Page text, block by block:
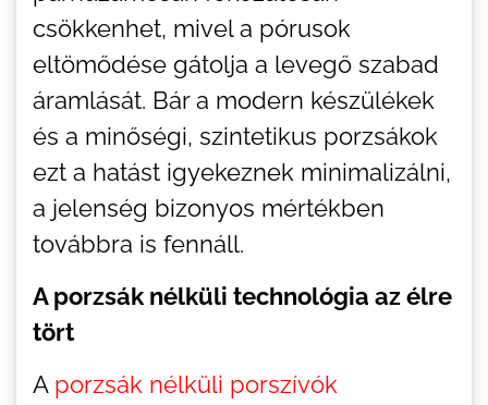
csökkenhet, mivel a pórusok
eltömődése gátolja a levegő szabad
áramlását. Bár a modern készülékek
és a minőségi, szintetikus porzsákok
ezt a hatást igyekeznek minimalizálni,
a jelenség bizonyos mértékben
továbbra is fennáll.
A porzsák nélküli technológia az élre
tört
A porzsák nélküli porszívók